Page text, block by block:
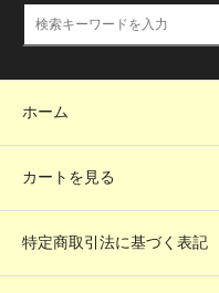
ホーム
カートを見る
特定商取引法に基づく表記